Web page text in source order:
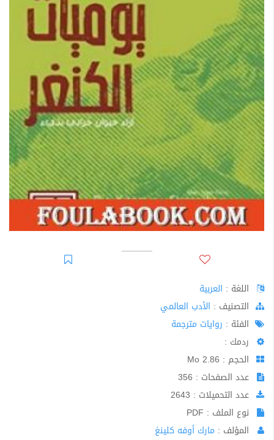
اللغة : العربية
اﻟﺘﺼﻨﻴﻒ : الأدب العالمي
الفئة : روايات مترجمة
ردمك :
الحجم : 2.86 Mo
عدد الصفحات : 356
عدد التحميلات : 2643
نوع الملف : PDF
المؤلف : مارك أوفه كلينغ